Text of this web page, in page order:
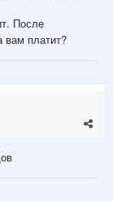
После
вам платит?